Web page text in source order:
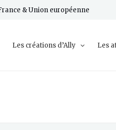
& Union européenne
Les créations d’Ally Les